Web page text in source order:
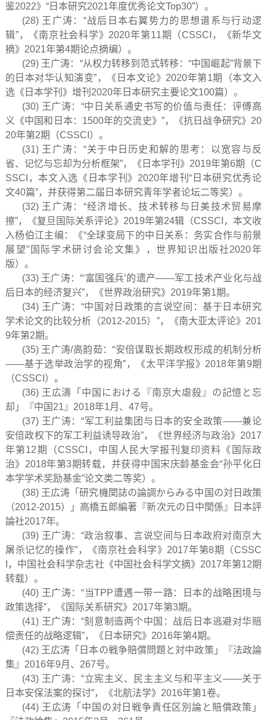
鉴2022》“日本研究2021年度优秀论文Top30”）。
(28) 王广涛：“战后日本右翼势力的思想谱系与行动逻
辑”，《南京社会科学》2020年第11期（CSSCI，《新华文
摘》2021年第4期论点摘编）。
(29) 王广涛：“从权力转移到范式转移：“中国崛起”背景下
的日本对华认知演变”，《日本文论》2020年第1期（本文入
选《日本学刊》增刊2020年日本研究主要论文100篇）。
(30) 王广涛：“中日关系通史书写的价值与责任：评傅高
义《中国和日本：1500年的交流史》”，《抗日战争研究》20
20年第2期（CSSCI）。
(31) 王广涛：“关于中日历史和解的思考：以宽容与反
省、记忆与忘却为分析框架”，《日本学刊》2019年第6期（C
SSCI，本文入选《日本学刊》2020年增刊“日本研究优秀论
文40篇”，并获得第二届日本研究青年学者论坛二等奖）。
(32) 王广涛：“经济增长、技术转移与日美技术贸易摩
擦”，《复旦国际关系评论》2019年第24辑（CSSCI，本文收
入杨伯江主编：《“全球变局下的中日关系：务实合作与前景
展望”国际学术研讨会论文集》，世界知识出版社2020年
版）。
(33) 王广涛：“‘富国强兵’的遗产——军工技术产业化与战
后日本的经济复兴”，《世界政治研究》2019年第1期。
(34) 王广涛：“中国对日政策的言说空间：基于日本研究
学术论文的比较分析（2012-2015）”，《南大亚太评论》201
9年第2期。
(35) 王广涛/高韵茹：“安倍谋取长期政权形成的机制分析
——基于选举政治学的视角”，《太平洋学报》2018年第9期
（CSSCI）。
(36) 王広濤「中国における『南京大虐殺』の記憶と忘
却」『中国21』2018年1月、47号。
(37) 王广涛：“军工利益集团与日本的安全政策——兼论
安倍政权下的军工利益诱导政治”，《世界经济与政治》2017
年第12期（CSSCI，中国人民大学报刊复印资料《国际政
治》2018年第3期转载，并获得中国宋庆龄基金会“孙平化日
本学学术奖励基金”论文类二等奖）。
(38) 王広涛「研究機関誌の論調からみる中国の対日政策
（2012-2015）」高橋五郎編著『新次元の日中関係』日本評
論社2017年。
(39) 王广涛：“政治叙事、言说空间与日本政府对南京大
屠杀记忆的操作”，《南京社会科学》2017年第8期（CSSC
I，中国社会科学杂志社《中国社会科学文摘》2017年第12期
转载）。
(40) 王广涛：“当TPP遭遇一带一路：日本的战略困境与
政策选择”，《国际关系研究》2017年第3期。
(41) 王广涛：“刻意制造两个中国：战后日本逃避对华赔
偿责任的战略逻辑”，《日本研究》2016年第4期。
(42) 王広涛「日本の戦争賠償問題と対中政策」『法政論
集』2016年9月、267号。
(43) 王广涛：“立宪主义、民主主义与和平主义——关于
日本安保法案的探讨”，《北航法学》2016年第1卷。
(44) 王広涛「中国の対日戦争責任区別論と賠償政策」